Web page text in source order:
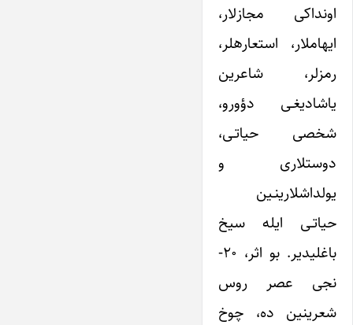
اونداکی ‎مجازلار،
ایهام‎لار، استعاره‎لر،
رمزلر، شاعرین
یاشادیغـی دؤورو،
شخصی حیاتـی،
دوستلاری و
یولداشلاری‎نـین
حیاتـی ایله سیخ
باغلی‎دیر. بو اثر، ۲۰-
نجی عصر روس
شعری‎نین ده، چوخ